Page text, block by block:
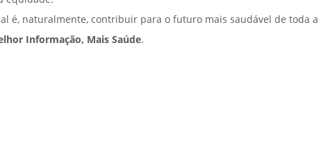
é, naturalmente, contribuir para o futuro mais saudável de toda a
Informação, Mais Saúde.